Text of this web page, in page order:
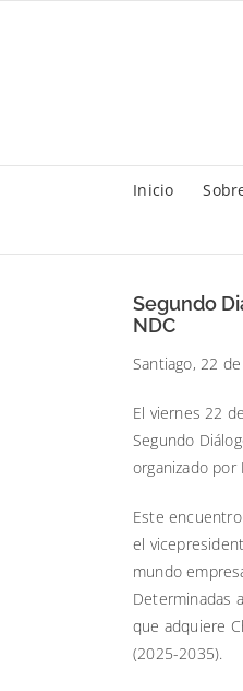
Inicio
Segundo
NDC
Santiago, 22
El viernes 22
Segundo
organizado por
Este
el
mundo
Determinadas
que adquiere
(2025-2035).